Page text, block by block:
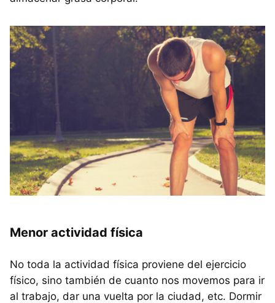
Menor actividad física
No toda la actividad física proviene del ejercicio
físico, sino también de cuanto nos movemos para ir
al trabajo, dar una vuelta por la ciudad, etc. Dormir